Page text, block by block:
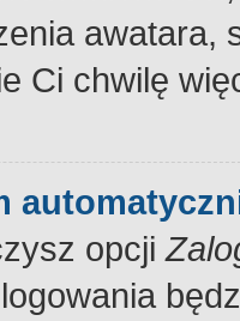
Ci chwilę
opcji